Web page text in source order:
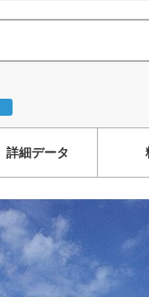
詳細データ